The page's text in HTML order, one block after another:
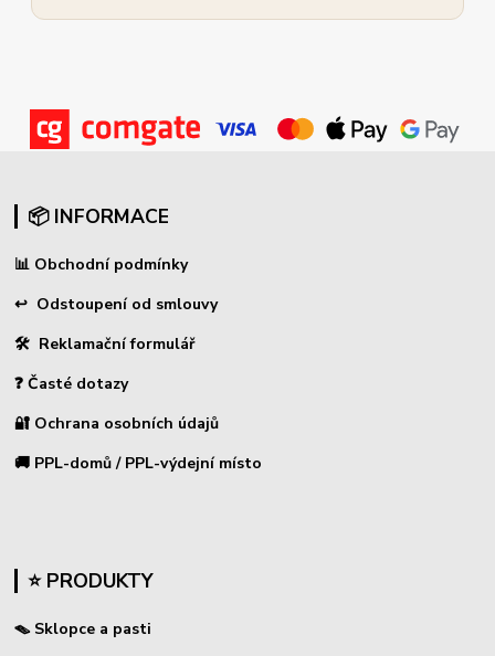
📦 INFORMACE
📊 Obchodní podmínky
↩ Odstoupení od smlouvy
🛠 Reklamační formulář
❓ Časté dotazy
🔐 Ochrana osobních údajů
🚚 PPL-domů / PPL-výdejní místo
⭐ PRODUKTY
🪤 Sklopce a pasti